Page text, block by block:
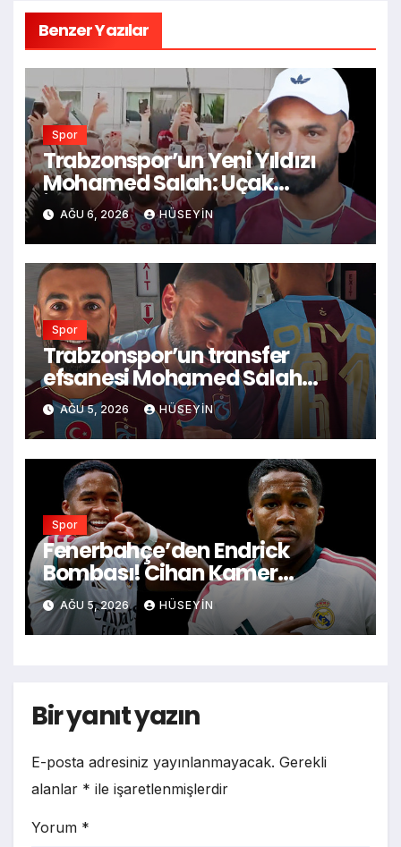
Benzer Yazılar
Spor
Trabzonspor’un Yeni Yıldızı
Mohamed Salah: Uçak
İstiğnağı, Papara Park’ta
Taraftar Buluşu Gerçekleşiyor!
AĞU 6, 2026 HÜSEYIN
Spor
Trabzonspor’un transfer
efsanesi Mohamed Salah
İstanbul’a ayak bastı! Formayı
giyip ilk sözlerini söylediği
haberimizden detaylar
AĞU 5, 2026 HÜSEYIN
Spor
Fenerbahçe’den Endrick
Bombası! Cihan Kamer
Madrid’e Gidiyor mu?
AĞU 5, 2026 HÜSEYIN
Bir yanıt yazın
E-posta adresiniz yayınlanmayacak. Gerekli
alanlar * ile işaretlenmişlerdir
Yorum *